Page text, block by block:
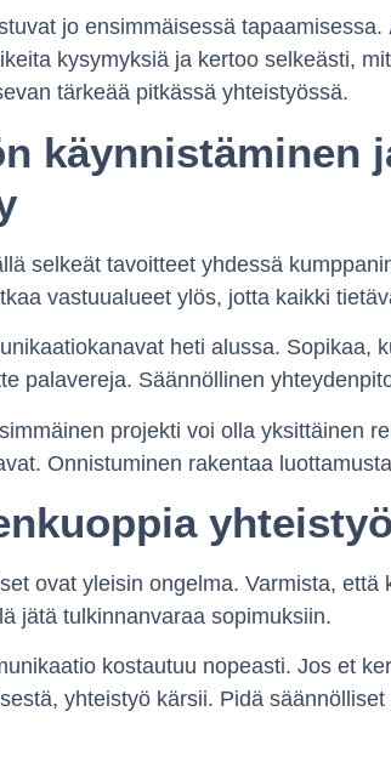
jo ensimmäisessä tapaamisessa.
kysymyksiä ja kertoo selkeästi,
tärkeää pitkässä yhteistyössä.
käynnistäminen
selkeät tavoitteet yhdessä
vastuualueet ylös, jotta kaikki
heti alussa. Sopikaa,
palavereja. Säännöllinen
projekti voi olla yksittäinen
Onnistuminen rakentaa
ovat yleisin ongelma. Varmista,
jätä tulkinnanvaraa sopimuksiin.
kostautuu nopeasti. Jos et
yhteistyö kärsii. Pidä